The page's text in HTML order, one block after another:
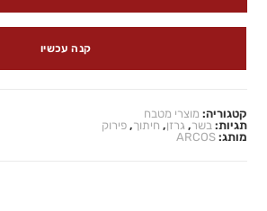
קנה עכשיו
קטגוריה: מוצרי מטבח
תגיות: בשר, גרזן, חיתוך,פירוק
מותג:ARCOS